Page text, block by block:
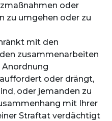
oder
zu umgehen oder zu
mit den
zusammenarbeiten
Anordnung
oder drängt,
oder jemanden zu
mit Ihrer
Straftat verdächtigt